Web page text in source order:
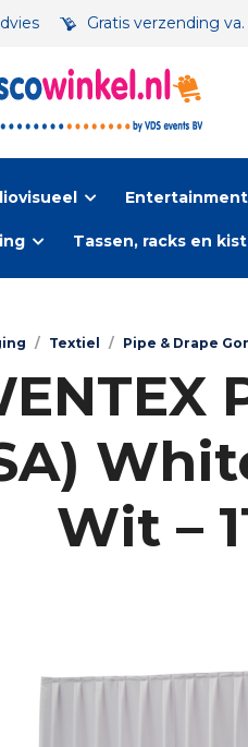
Gratis verzending
Tassen, racks en
/ Textiel / Pipe & Drape
Wit –